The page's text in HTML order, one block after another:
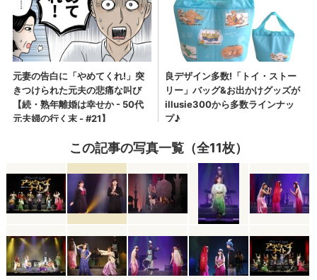
この記事の写真一覧（全11枚）